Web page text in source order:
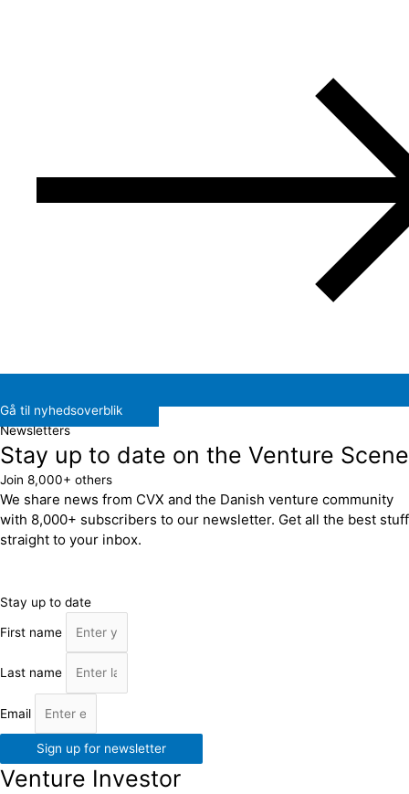
Gå til nyhedsoverblik
Newsletters
Stay up to date on the Venture Scene
Join 8,000+ others
We share news from CVX and the Danish venture community
with 8,000+ subscribers to our newsletter. Get all the best stuff
straight to your inbox.
Stay up to date
First name
Last name
Email
Sign up for newsletter
Venture Investor